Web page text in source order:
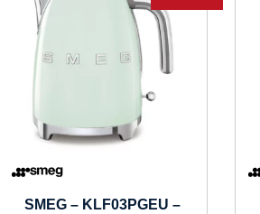
SMEG – KLF03PGEU –